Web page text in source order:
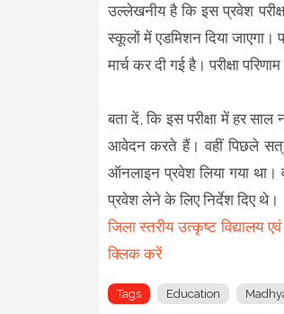
उल्लेखनीय है कि इस प्रवेश
स्कूलों में एडमिशन दिया जाएगा।
मार्च कर दी गई है। परीक्षा
बता दें, कि इस परीक्षा में हर साल
आवेदन करते हैं। वहीं पिछले
ऑनलाइन प्रवेश लिया गया था।
प्रवेश लेने के लिए निर्देश दिए थे।
जिला स्तरीय उत्कृष्ट
क्लिक करें
Tags Education